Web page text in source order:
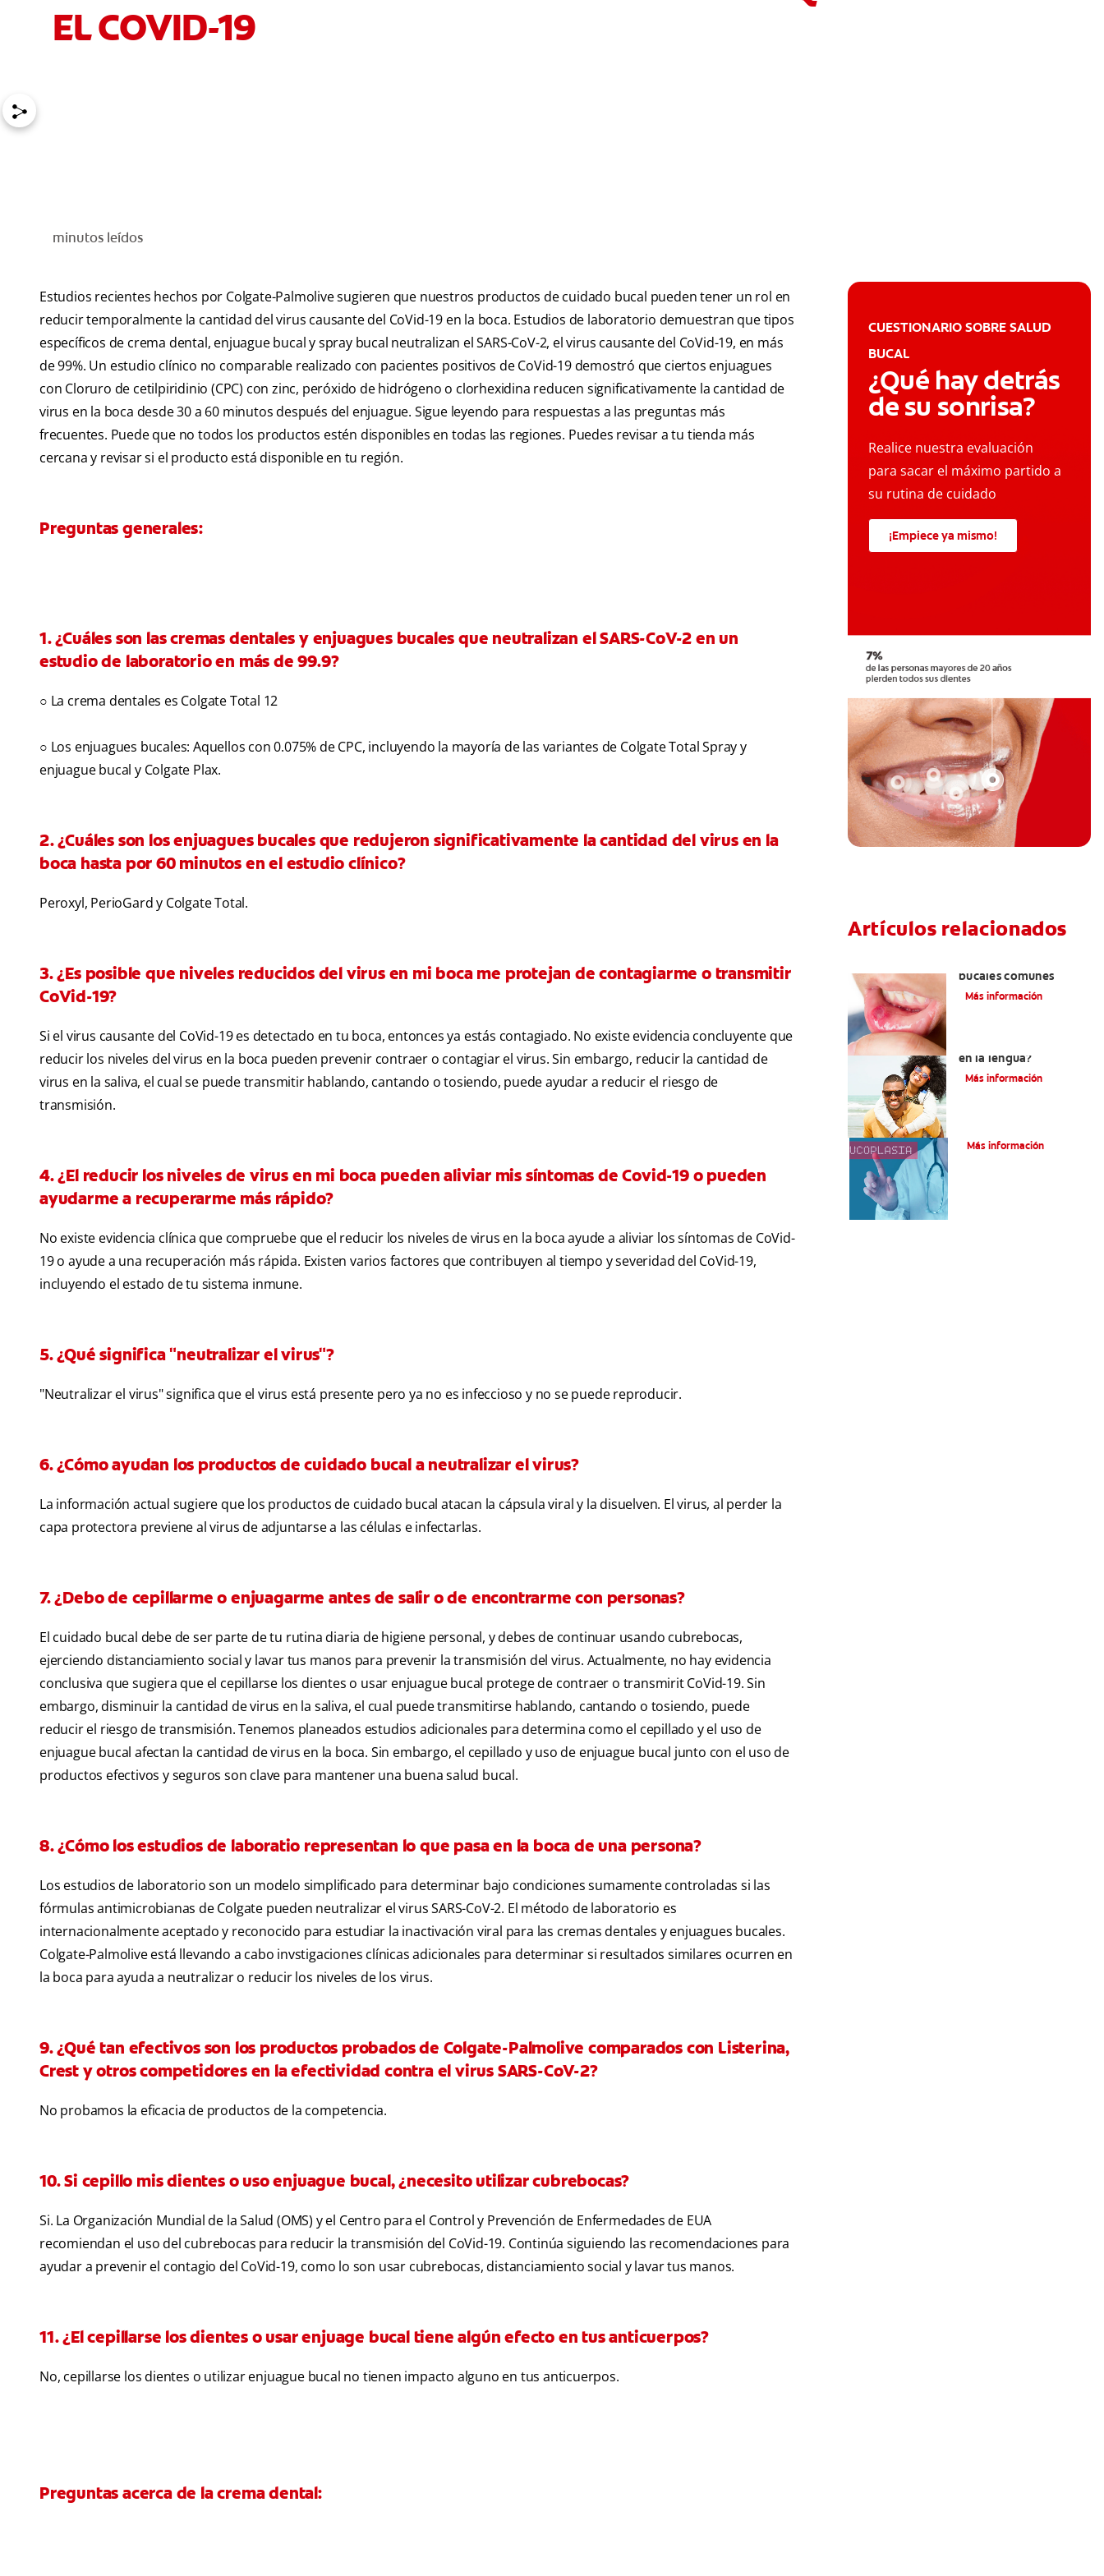
EL COVID-19
minutos leídos
Estudios recientes hechos por Colgate-Palmolive sugieren que nuestros productos de cuidado bucal pueden tener un rol en
reducir temporalmente la cantidad del virus causante del CoVid-19 en la boca. Estudios de laboratorio demuestran que tipos
específicos de crema dental, enjuague bucal y spray bucal neutralizan el SARS-CoV-2, el virus causante del CoVid-19, en más
de 99%. Un estudio clínico no comparable realizado con pacientes positivos de CoVid-19 demostró que ciertos enjuagues
con Cloruro de cetilpiridinio (CPC) con zinc, peróxido de hidrógeno o clorhexidina reducen significativamente la cantidad de
virus en la boca desde 30 a 60 minutos después del enjuague. Sigue leyendo para respuestas a las preguntas más
frecuentes. Puede que no todos los productos estén disponibles en todas las regiones. Puedes revisar a tu tienda más
cercana y revisar si el producto está disponible en tu región.
Preguntas generales:
1. ¿Cuáles son las cremas dentales y enjuagues bucales que neutralizan el SARS-CoV-2 en un
estudio de laboratorio en más de 99.9?
○ La crema dentales es Colgate Total 12
○ Los enjuagues bucales: Aquellos con 0.075% de CPC, incluyendo la mayoría de las variantes de Colgate Total Spray y
enjuague bucal y Colgate Plax.
2. ¿Cuáles son los enjuagues bucales que redujeron significativamente la cantidad del virus en la
boca hasta por 60 minutos en el estudio clínico?
Peroxyl, PerioGard y Colgate Total.
3. ¿Es posible que niveles reducidos del virus en mi boca me protejan de contagiarme o transmitir
CoVid-19?
Si el virus causante del CoVid-19 es detectado en tu boca, entonces ya estás contagiado. No existe evidencia concluyente que
reducir los niveles del virus en la boca pueden prevenir contraer o contagiar el virus. Sin embargo, reducir la cantidad de
virus en la saliva, el cual se puede transmitir hablando, cantando o tosiendo, puede ayudar a reducir el riesgo de
transmisión.
4. ¿El reducir los niveles de virus en mi boca pueden aliviar mis síntomas de Covid-19 o pueden
ayudarme a recuperarme más rápido?
No existe evidencia clínica que compruebe que el reducir los niveles de virus en la boca ayude a aliviar los síntomas de CoVid-
19 o ayude a una recuperación más rápida. Existen varios factores que contribuyen al tiempo y severidad del CoVid-19,
incluyendo el estado de tu sistema inmune.
5. ¿Qué significa "neutralizar el virus"?
"Neutralizar el virus" significa que el virus está presente pero ya no es infeccioso y no se puede reproducir.
6. ¿Cómo ayudan los productos de cuidado bucal a neutralizar el virus?
La información actual sugiere que los productos de cuidado bucal atacan la cápsula viral y la disuelven. El virus, al perder la
capa protectora previene al virus de adjuntarse a las células e infectarlas.
7. ¿Debo de cepillarme o enjuagarme antes de salir o de encontrarme con personas?
El cuidado bucal debe de ser parte de tu rutina diaria de higiene personal, y debes de continuar usando cubrebocas,
ejerciendo distanciamiento social y lavar tus manos para prevenir la transmisión del virus. Actualmente, no hay evidencia
conclusiva que sugiera que el cepillarse los dientes o usar enjuague bucal protege de contraer o transmirit CoVid-19. Sin
embargo, disminuir la cantidad de virus en la saliva, el cual puede transmitirse hablando, cantando o tosiendo, puede
reducir el riesgo de transmisión. Tenemos planeados estudios adicionales para determina como el cepillado y el uso de
enjuague bucal afectan la cantidad de virus en la boca. Sin embargo, el cepillado y uso de enjuague bucal junto con el uso de
productos efectivos y seguros son clave para mantener una buena salud bucal.
8. ¿Cómo los estudios de laboratio representan lo que pasa en la boca de una persona?
Los estudios de laboratorio son un modelo simplificado para determinar bajo condiciones sumamente controladas si las
fórmulas antimicrobianas de Colgate pueden neutralizar el virus SARS-CoV-2. El método de laboratorio es
internacionalmente aceptado y reconocido para estudiar la inactivación viral para las cremas dentales y enjuagues bucales.
Colgate-Palmolive está llevando a cabo invstigaciones clínicas adicionales para determinar si resultados similares ocurren en
la boca para ayuda a neutralizar o reducir los niveles de los virus.
9. ¿Qué tan efectivos son los productos probados de Colgate-Palmolive comparados con Listerina,
Crest y otros competidores en la efectividad contra el virus SARS-CoV-2?
No probamos la eficacia de productos de la competencia.
10. Si cepillo mis dientes o uso enjuague bucal, ¿necesito utilizar cubrebocas?
Si. La Organización Mundial de la Salud (OMS) y el Centro para el Control y Prevención de Enfermedades de EUA
recomiendan el uso del cubrebocas para reducir la transmisión del CoVid-19. Continúa siguiendo las recomendaciones para
ayudar a prevenir el contagio del CoVid-19, como lo son usar cubrebocas, distanciamiento social y lavar tus manos.
11. ¿El cepillarse los dientes o usar enjuage bucal tiene algún efecto en tus anticuerpos?
No, cepillarse los dientes o utilizar enjuague bucal no tienen impacto alguno en tus anticuerpos.
Preguntas acerca de la crema dental:
CUESTIONARIO SOBRE SALUD
BUCAL
¿Qué hay detrás
de su sonrisa?
Realice nuestra evaluación
para sacar el máximo partido a
su rutina de cuidado
¡Empiece ya mismo!
Artículos relacionados
bucales comunes
Más información
en la lengua?
Más información
Más información